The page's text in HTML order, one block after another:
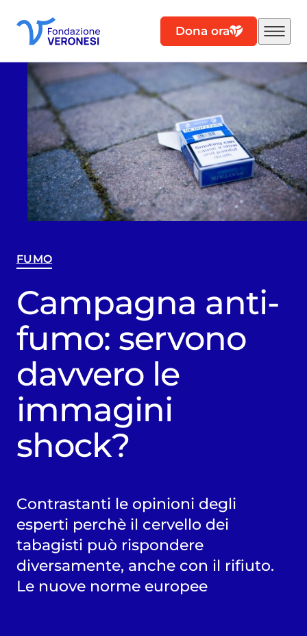
Dona ora
FUMO
Campagna anti-
fumo: servono
davvero le
immagini
shock?
Contrastanti le opinioni degli
esperti perchè il cervello dei
tabagisti può rispondere
diversamente, anche con il rifiuto.
Le nuove norme europee